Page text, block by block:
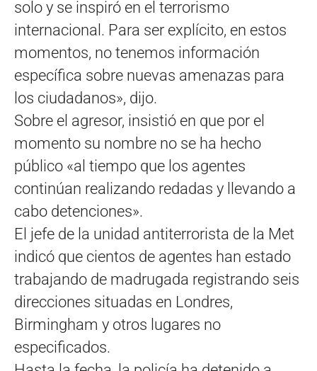
solo y se inspiró en el terrorismo
internacional. Para ser explícito, en estos
momentos, no tenemos información
específica sobre nuevas amenazas para
los ciudadanos», dijo.
Sobre el agresor, insistió en que por el
momento su nombre no se ha hecho
público «al tiempo que los agentes
continúan realizando redadas y llevando a
cabo detenciones».
El jefe de la unidad antiterrorista de la Met
indicó que cientos de agentes han estado
trabajando de madrugada registrando seis
direcciones situadas en Londres,
Birmingham y otros lugares no
especificados.